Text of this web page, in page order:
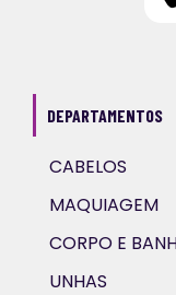
DEPARTAMENTOS
CABELOS
MAQUIAGEM
CORPO E
UNHAS